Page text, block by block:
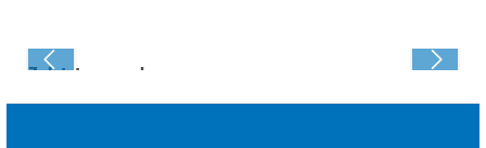
Zuletzt angesehen: